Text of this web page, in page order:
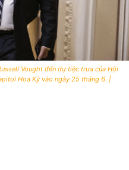
Vought đến dự tiệc trưa của Hội
Hoa Kỳ vào ngày 25 tháng 6. |